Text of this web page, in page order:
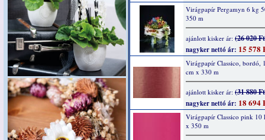
Virágpapír Pergamyn 6 kg
350 m
ajánlott kisker ár: (26 020
nagyker nettó ár: 15 578
Virágpapír Classico, bordó,
cm x 330 m
ajánlott kisker ár: (31 880
nagyker nettó ár: 18 694
Virágpapír Classico pink 10
x 350 m